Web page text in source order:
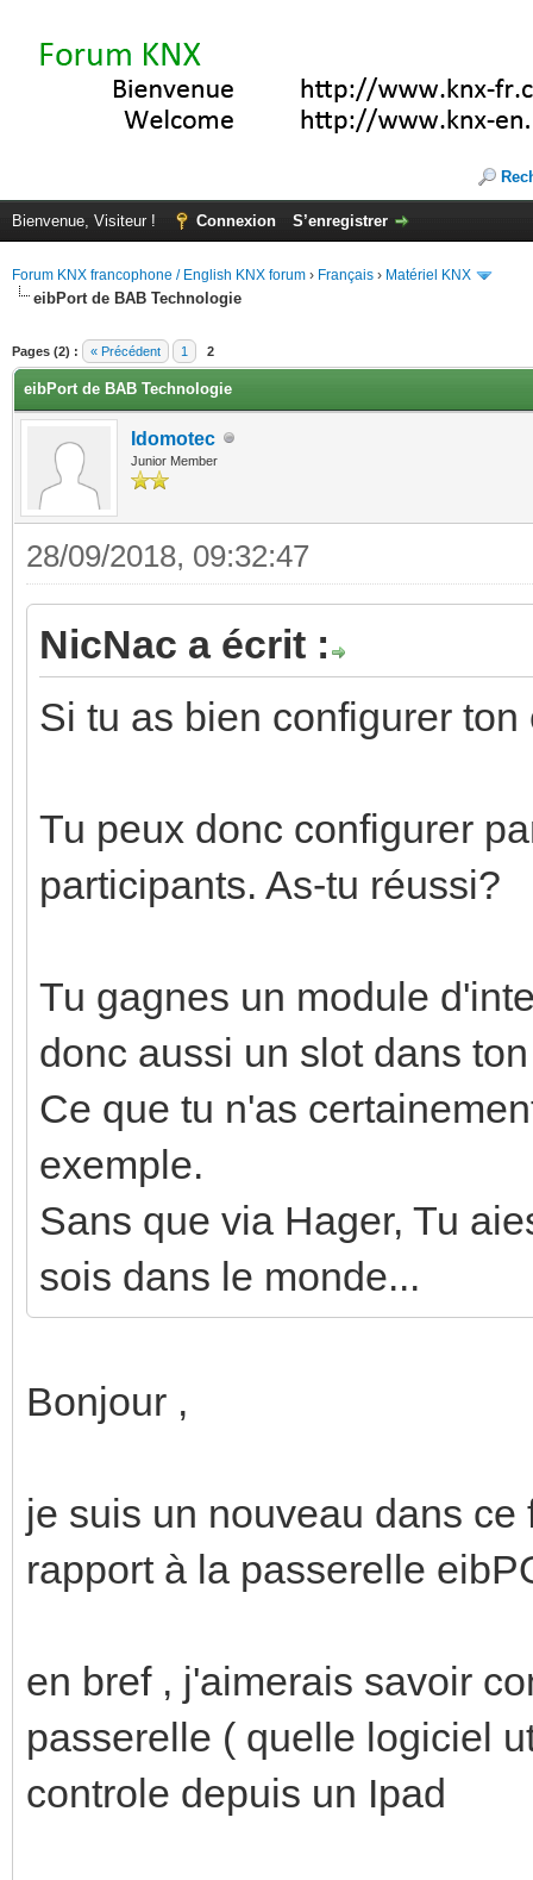
Bienvenue, Visiteur ! Connexion S’enregistrer
Forum KNX francophone / English KNX forum › Français › Matériel KNX
eibPort de BAB Technologie
Pages (2) : « Précédent 1 2
eibPort de BAB Technologie
Idomotec
Junior Member
28/09/2018, 09:32:47
NicNac a écrit :
Si tu as bien configurer
Tu peux donc configurer
participants. As-tu réussi?
Tu gagnes un module
donc aussi un slot dans
Ce que tu n'as
exemple.
Sans que via Hager, Tu
sois dans le monde...
Bonjour ,
je suis un nouveau dans
rapport à la passerelle
en bref , j'aimerais savoir
passerelle ( quelle logiciel
controle depuis un Ipad